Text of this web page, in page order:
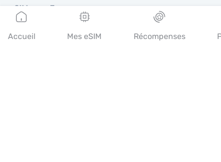
eSIM pour Europe
eSIM pour Asie
eSIM pour Amériques
Accueil Mes eSIM Récompenses